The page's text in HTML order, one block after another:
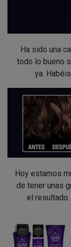
Ha sido una
todo lo bueno
ya.
Hoy estamos
de tener unas
el resultado.